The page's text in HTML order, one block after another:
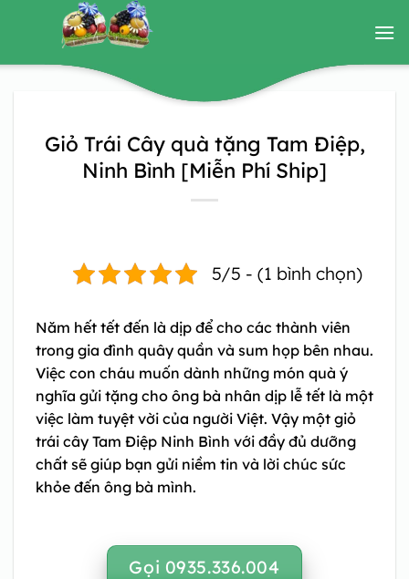
Giỏ Trái Cây quà tặng Tam Điệp,
Ninh Bình [Miễn Phí Ship]
5/5 - (1 bình chọn)
Năm hết tết đến là dịp để cho các thành viên
trong gia đình quây quần và sum họp bên nhau.
Việc con cháu muốn dành những món quà ý
nghĩa gửi tặng cho ông bà nhân dịp lễ tết là một
việc làm tuyệt vời của người Việt. Vậy một giỏ
trái cây Tam Điệp Ninh Bình với đầy đủ dưỡng
chất sẽ giúp bạn gửi niềm tin và lời chúc sức
khỏe đến ông bà mình.
Gọi 0935.336.004